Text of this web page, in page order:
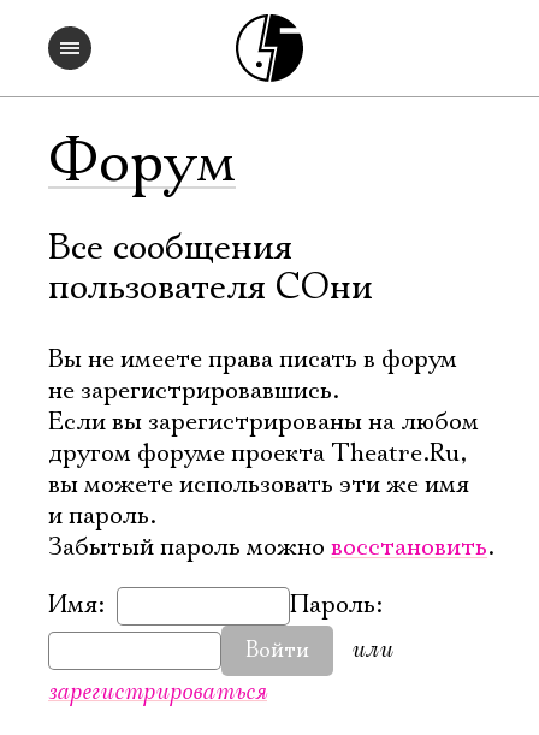
Форум
Все сообщения
пользователя СОни
Вы не имеете права писать в форум
не зарегистрировавшись.
Если вы зарегистрированы на любом
другом форуме проекта Theatre.Ru,
вы можете использовать эти же имя
и пароль.
Забытый пароль можно восстановить.
Имя:
Пароль:
Войти
или
зарегистрироваться